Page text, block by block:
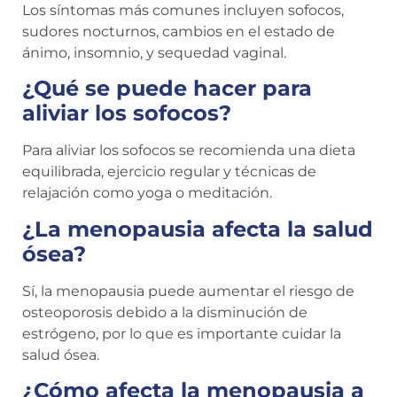
Los síntomas más comunes incluyen sofocos,
sudores nocturnos, cambios en el estado de
ánimo, insomnio, y sequedad vaginal.
¿Qué se puede hacer para
aliviar los sofocos?
Para aliviar los sofocos se recomienda una dieta
equilibrada, ejercicio regular y técnicas de
relajación como yoga o meditación.
¿La menopausia afecta la salud
ósea?
Sí, la menopausia puede aumentar el riesgo de
osteoporosis debido a la disminución de
estrógeno, por lo que es importante cuidar la
salud ósea.
¿Cómo afecta la menopausia a